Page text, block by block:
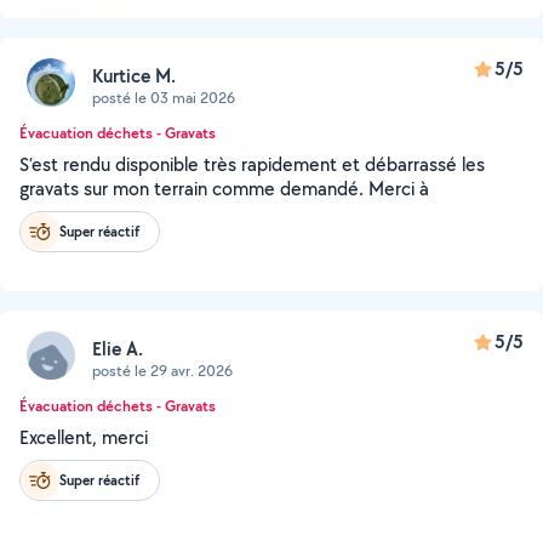
Kurtice M.
posté le 03 mai 2026
5/5
Évacuation déchets - Gravats
S’est rendu disponible très rapidement et débarrassé les
gravats sur mon terrain comme demandé. Merci à
Super réactif
Elie A.
posté le 29 avr. 2026
5/5
Évacuation déchets - Gravats
Excellent, merci
Super réactif